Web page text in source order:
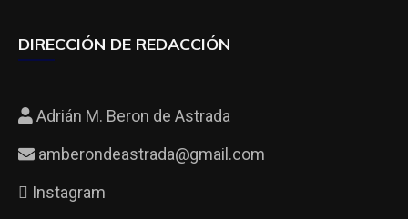
DIRECCIÓN DE REDACCIÓN
Adrián M. Beron de Astrada
amberondeastrada@gmail.com
Instagram